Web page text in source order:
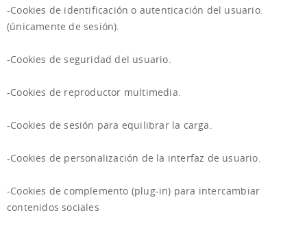
-Cookies de identificación o autenticación del usuario.
(únicamente de sesión).
-Cookies de seguridad del usuario.
-Cookies de reproductor multimedia.
-Cookies de sesión para equilibrar la carga.
-Cookies de personalización de la interfaz de usuario.
-Cookies de complemento (plug-in) para intercambiar
contenidos sociales